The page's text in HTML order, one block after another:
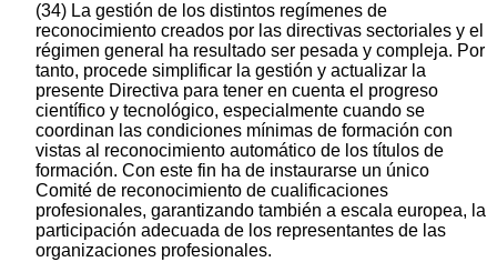
(34) La gestión de los distintos regímenes de
reconocimiento creados por las directivas sectoriales y el
régimen general ha resultado ser pesada y compleja. Por
tanto, procede simplificar la gestión y actualizar la
presente Directiva para tener en cuenta el progreso
científico y tecnológico, especialmente cuando se
coordinan las condiciones mínimas de formación con
vistas al reconocimiento automático de los títulos de
formación. Con este fin ha de instaurarse un único
Comité de reconocimiento de cualificaciones
profesionales, garantizando también a escala europea, la
participación adecuada de los representantes de las
organizaciones profesionales.